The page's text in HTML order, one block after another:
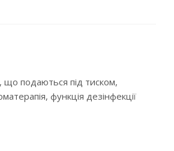
що подаються під тиском,
функція дезінфекції